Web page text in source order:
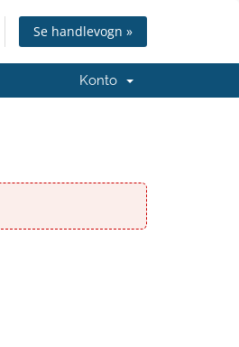
Se handlevogn »
Konto